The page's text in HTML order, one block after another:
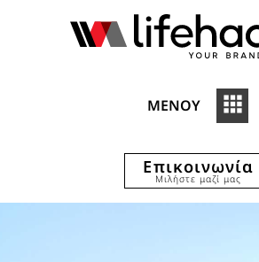
ΜΕΝΟΥ
Επικοινωνία
Μιλήστε μαζί μας